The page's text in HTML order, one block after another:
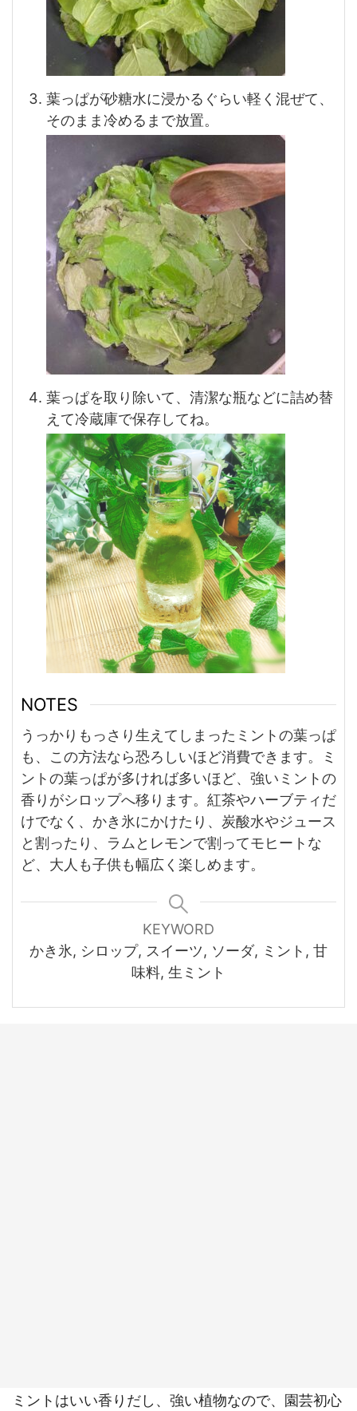
葉っぱが砂糖水に浸かるぐらい軽く混ぜて、
そのまま冷めるまで放置。
葉っぱを取り除いて、清潔な瓶などに詰め替
えて冷蔵庫で保存してね。
NOTES
うっかりもっさり生えてしまったミントの葉っぱ
も、この方法なら恐ろしいほど消費できます。ミ
ントの葉っぱが多ければ多いほど、強いミントの
香りがシロップへ移ります。紅茶やハーブティだ
けでなく、かき氷にかけたり、炭酸水やジュース
と割ったり、ラムとレモンで割ってモヒートな
ど、大人も子供も幅広く楽しめます。
KEYWORD
かき氷, シロップ, スイーツ, ソーダ, ミント, 甘
味料, 生ミント
ミントはいい香りだし、強い植物なので、園芸初心